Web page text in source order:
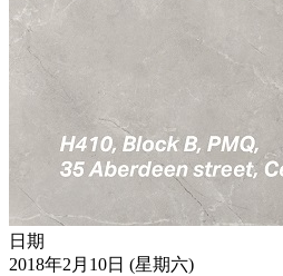
日期
2018年2月10日 (星期六)